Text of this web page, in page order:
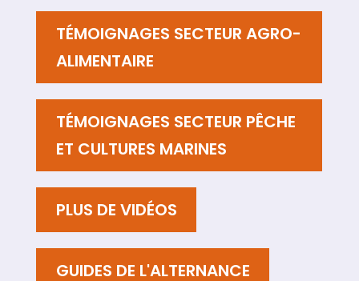
TÉMOIGNAGES SECTEUR AGRO-
ALIMENTAIRE
TÉMOIGNAGES SECTEUR PÊCHE
ET CULTURES MARINES
PLUS DE VIDÉOS
GUIDES DE L'ALTERNANCE